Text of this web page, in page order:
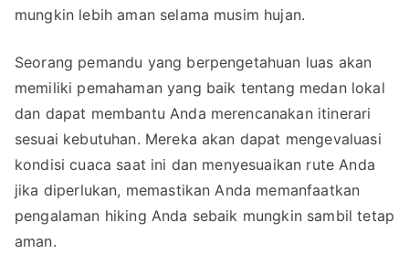
mungkin lebih aman selama musim hujan.
Seorang pemandu yang berpengetahuan luas akan
memiliki pemahaman yang baik tentang medan lokal
dan dapat membantu Anda merencanakan itinerari
sesuai kebutuhan. Mereka akan dapat mengevaluasi
kondisi cuaca saat ini dan menyesuaikan rute Anda
jika diperlukan, memastikan Anda memanfaatkan
pengalaman hiking Anda sebaik mungkin sambil tetap
aman.